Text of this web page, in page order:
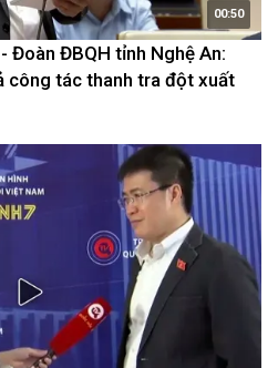
00:50
Đoàn ĐBQH tỉnh Nghệ An:
công tác thanh tra đột xuất